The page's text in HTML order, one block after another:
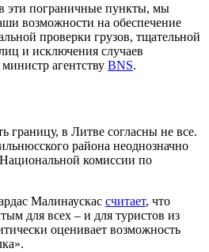
эти пограничные пункты, мы
возможности на обеспечение
проверки грузов, тщательной
и исключения случаев
агентству BNS.
границу, в Литве согласны не все.
района неоднозначно
комиссии по
Малинаускас считает, что
для всех – и для туристов из
оценивает возможность